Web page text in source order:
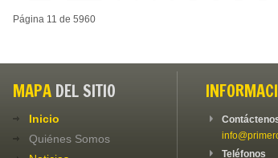
Página 11 de 5960
MAPA DEL SITIO
Inicio
Quiénes Somos
Teléfonos